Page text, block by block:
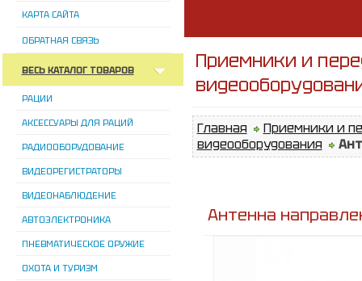
КАРТА САЙТА
ОБРАТНАЯ СВЯЗЬ
ВЕСЬ КАТАЛОГ ТОВАРОВ
РАЦИИ
АКСЕССУАРЫ ДЛЯ РАЦИЙ
РАДИООБОРУДОВАНИЕ
ВИДЕОРЕГИСТРАТОРЫ
ВИДЕОНАБЛЮДЕНИЕ
АВТОЭЛЕКТРОНИКА
ПНЕВМАТИЧЕСКОЕ ОРУЖИЕ
ОХОТА И ТУРИЗМ
Приемники и
Главная
Приемники и
видеооборудования
Антенна